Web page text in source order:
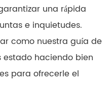
una rápida
e inquietudes.
como nuestra guía de
haciendo bien
para ofrecerle el